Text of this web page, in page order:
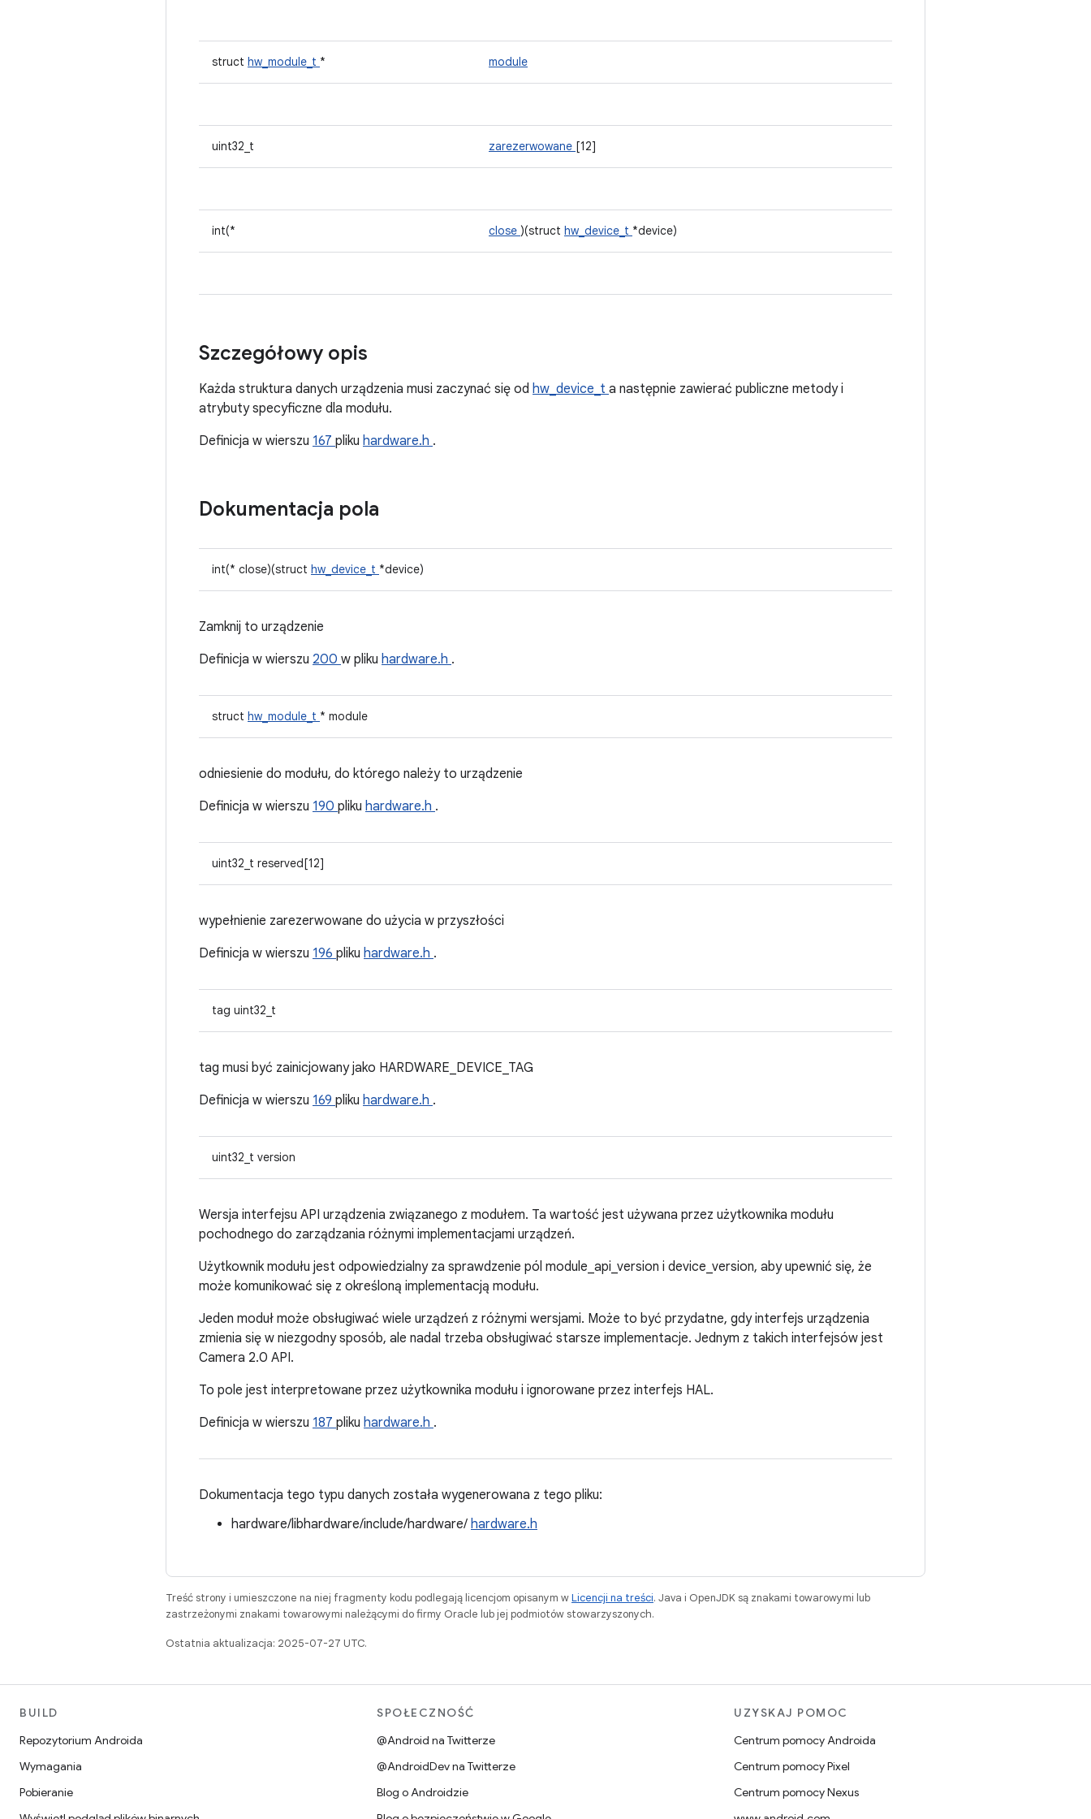
struct hw_module_t * module
uint32_t zarezerwowane [12]
int(* close )(struct hw_device_t *device)
Szczegółowy opis
Każda struktura danych urządzenia musi zaczynać się od hw_device_t a następnie zawierać publiczne metody i
atrybuty specyficzne dla modułu.
Definicja w wierszu 167 pliku hardware.h .
Dokumentacja pola
int(* close)(struct hw_device_t *device)
Zamknij to urządzenie
Definicja w wierszu 200 w pliku hardware.h .
struct hw_module_t * module
odniesienie do modułu, do którego należy to urządzenie
Definicja w wierszu 190 pliku hardware.h .
uint32_t reserved[12]
wypełnienie zarezerwowane do użycia w przyszłości
Definicja w wierszu 196 pliku hardware.h .
tag uint32_t
tag musi być zainicjowany jako HARDWARE_DEVICE_TAG
Definicja w wierszu 169 pliku hardware.h .
uint32_t version
Wersja interfejsu API urządzenia związanego z modułem. Ta wartość jest używana przez użytkownika modułu
pochodnego do zarządzania różnymi implementacjami urządzeń.
Użytkownik modułu jest odpowiedzialny za sprawdzenie pól module_api_version i device_version, aby upewnić się, że
może komunikować się z określoną implementacją modułu.
Jeden moduł może obsługiwać wiele urządzeń z różnymi wersjami. Może to być przydatne, gdy interfejs urządzenia
zmienia się w niezgodny sposób, ale nadal trzeba obsługiwać starsze implementacje. Jednym z takich interfejsów jest
Camera 2.0 API.
To pole jest interpretowane przez użytkownika modułu i ignorowane przez interfejs HAL.
Definicja w wierszu 187 pliku hardware.h .
Dokumentacja tego typu danych została wygenerowana z tego pliku:
hardware/libhardware/include/hardware/ hardware.h
Treść strony i umieszczone na niej fragmenty kodu podlegają licencjom opisanym wLicencji na treści. Java i OpenJDK są znakami towarowymi lub
zastrzeżonymi znakami towarowymi należącymi do firmy Oracle lub jej podmiotów stowarzyszonych.
Ostatnia aktualizacja: 2025-07-27 UTC.
BUILD
Repozytorium Androida
Wymagania
Pobieranie
SPOŁECZNOŚĆ
@Android na Twitterze
@AndroidDev na Twitterze
Blog o Androidzie
UZYSKAJ POMOC
Centrum pomocy Androida
Centrum pomocy Pixel
Centrum pomocy Nexus